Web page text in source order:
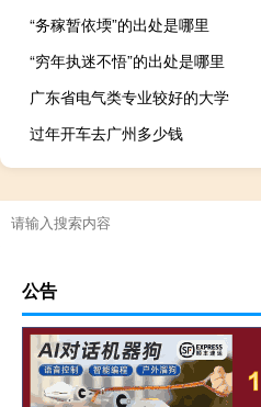
“务稼暂依堧”的出处是哪里
“穷年执迷不悟”的出处是哪里
广东省电气类专业较好的大学
过年开车去广州多少钱
公告